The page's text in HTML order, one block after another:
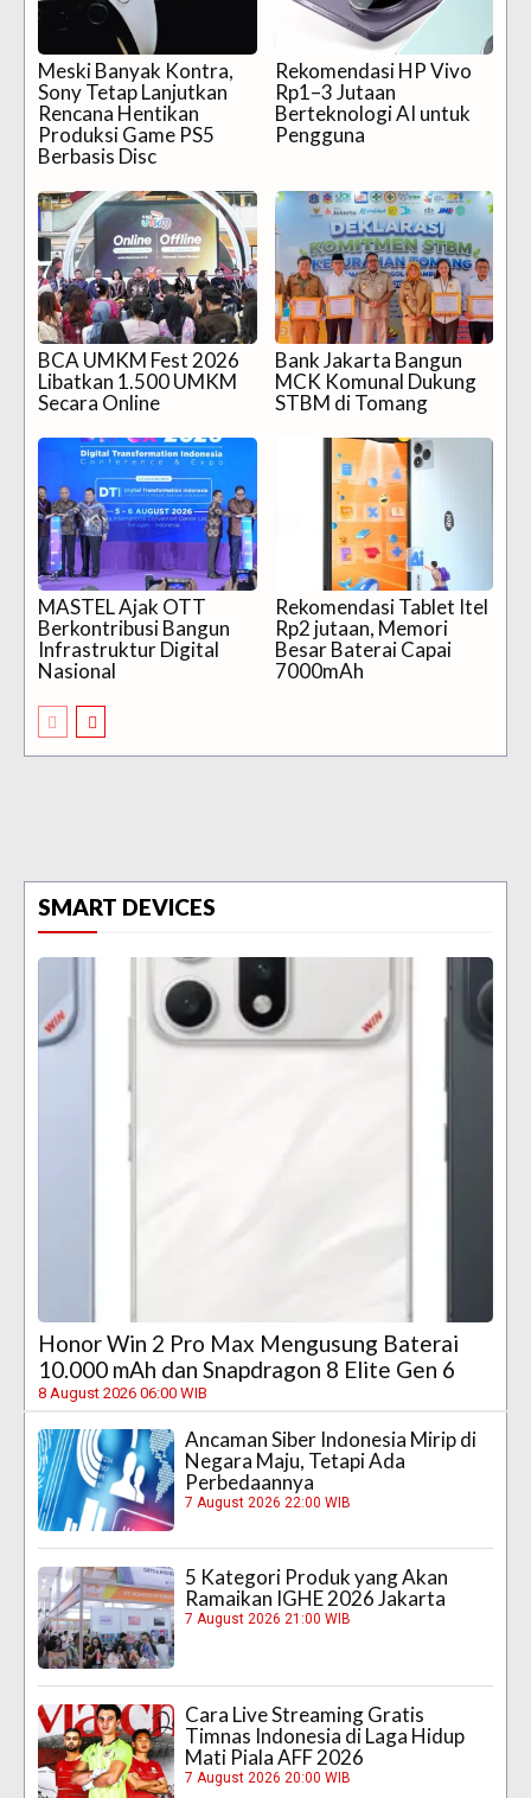
Meski Banyak Kontra,
Sony Tetap Lanjutkan
Rencana Hentikan
Produksi Game PS5
Berbasis Disc
Rekomendasi HP Vivo
Rp1–3 Jutaan
Berteknologi AI untuk
Pengguna
BCA UMKM Fest 2026
Libatkan 1.500 UMKM
Secara Online
Bank Jakarta Bangun
MCK Komunal Dukung
STBM di Tomang
MASTEL Ajak OTT
Berkontribusi Bangun
Infrastruktur Digital
Nasional
Rekomendasi Tablet Itel
Rp2 jutaan, Memori
Besar Baterai Capai
7000mAh
SMART DEVICES
Honor Win 2 Pro Max Mengusung Baterai
10.000 mAh dan Snapdragon 8 Elite Gen 6
8 August 2026 06:00 WIB
Ancaman Siber Indonesia Mirip di
Negara Maju, Tetapi Ada
Perbedaannya
7 August 2026 22:00 WIB
5 Kategori Produk yang Akan
Ramaikan IGHE 2026 Jakarta
7 August 2026 21:00 WIB
Cara Live Streaming Gratis
Timnas Indonesia di Laga Hidup
Mati Piala AFF 2026
7 August 2026 20:00 WIB